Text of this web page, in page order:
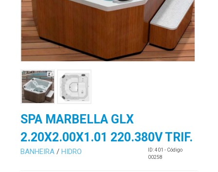
SPA MARBELLA GLX
2.20X2.00X1.01 220.380V TRIF.
BANHEIRA/ HIDRO
ID: 401 - Código
00258